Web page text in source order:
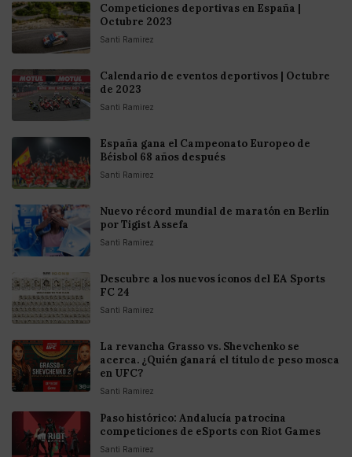
Competiciones deportivas en España |
Octubre 2023
Santi Ramirez
Calendario de eventos deportivos | Octubre
de 2023
Santi Ramirez
España gana el Campeonato Europeo de
Béisbol 68 años después
Santi Ramirez
Nuevo récord mundial de maratón en Berlín
por Tigist Assefa
Santi Ramirez
Descubre a los nuevos íconos del EA Sports
FC 24
Santi Ramirez
La revancha Grasso vs. Shevchenko se
acerca. ¿Quién ganará el título de peso mosca
en UFC?
Santi Ramirez
Paso histórico: Andalucía patrocina
competiciones de eSports con Riot Games
Santi Ramirez